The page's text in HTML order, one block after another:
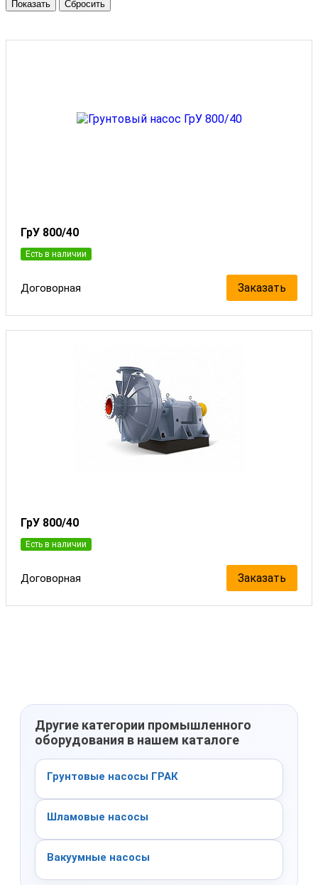
ГрУ 800/40
Есть в наличии
Договорная Заказать
ГрУ 800/40
Есть в наличии
Договорная Заказать
Другие категории промышленного
оборудования в нашем каталоге
Грунтовые насосы ГРАК
Шламовые насосы
Вакуумные насосы